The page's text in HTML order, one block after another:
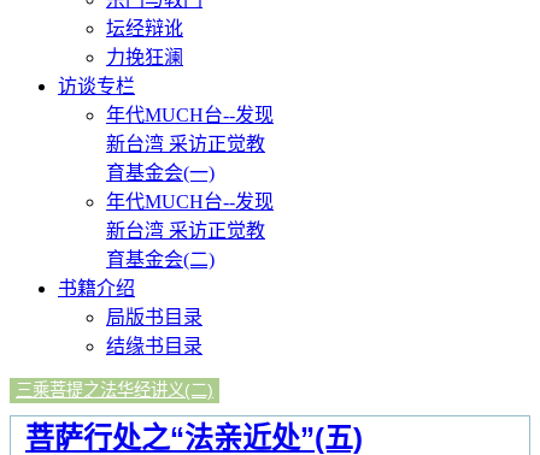
坛经辩讹
力挽狂澜
访谈专栏
年代MUCH台--发现
新台湾 采访正觉教
育基金会(一)
年代MUCH台--发现
新台湾 采访正觉教
育基金会(二)
书籍介绍
局版书目录
结缘书目录
三乘菩提之法华经讲义(二)
菩萨行处之“法亲近处”(五)